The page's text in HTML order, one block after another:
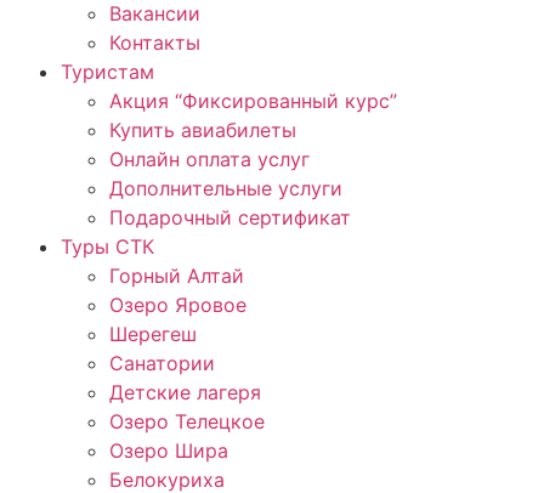
Вакансии
Контакты
Туристам
Акция “Фиксированный курс”
Купить авиабилеты
Онлайн оплата услуг
Дополнительные услуги
Подарочный сертификат
Туры СТК
Горный Алтай
Озеро Яровое
Шерегеш
Санатории
Детские лагеря
Озеро Телецкое
Озеро Шира
Белокуриха